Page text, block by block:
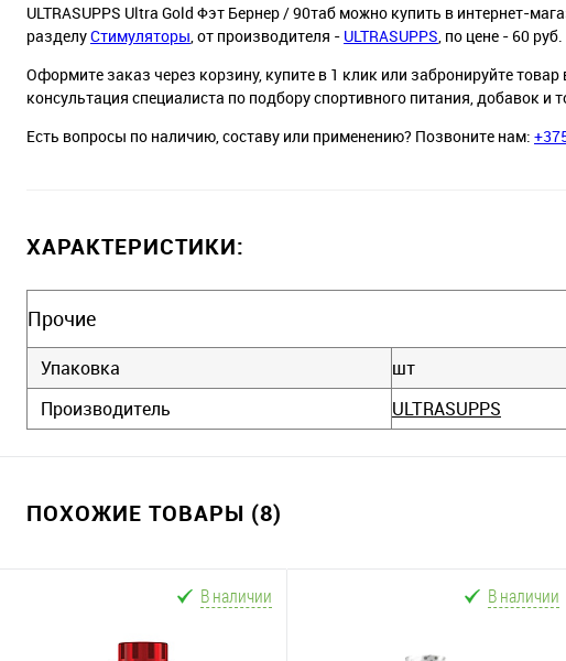
ULTRASUPPS Ultra Gold Фэт Бернер / 90таб можно купить в интернет-
разделуСтимуляторы, от производителя - ULTRASUPPS, по цене - 60 руб.
Оформите заказ через корзину, купите в 1 клик или забронируйте
консультация специалиста по подбору спортивного питания, добавок и
Есть вопросы по наличию, составу или применению? Позвоните нам:
ХАРАКТЕРИСТИКИ:
Прочие
Упаковка
шт
Производитель
ULTRASUPPS
ПОХОЖИЕ ТОВАРЫ (8)
В наличии В наличии